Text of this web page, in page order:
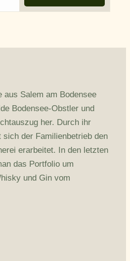
aus Salem am Bodensee
Bodensee-Obstler und
her. Durch ihr
der Familienbetrieb den
erarbeitet. In den letzten
das Portfolio um
und Gin vom